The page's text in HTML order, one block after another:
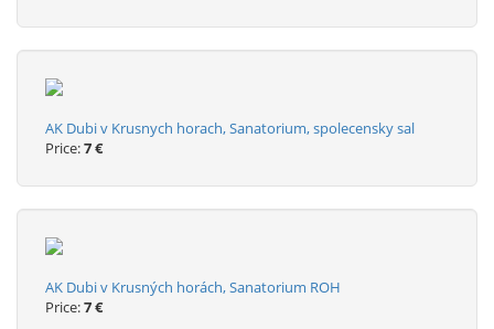
AK Dubi v Krusnych horach, Sanatorium, spolecensky sal
Price:7 €
AK Dubi v Krusných horách, Sanatorium ROH
Price:7 €